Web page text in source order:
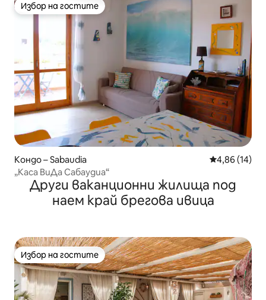
Избор на гостите
Избор на гостите
Кондо – Sabaudia Средна
4,86 (14)
„Каса ВиДа Сабаудиа“
Други ваканционни жилища под
наем край брегова ивица
Избор на гостите
Избор на гостите